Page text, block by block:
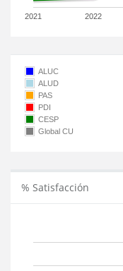
2021 2022
ALUC
ALUD
PAS
PDI
CESP
Global CU
% Satisfacción